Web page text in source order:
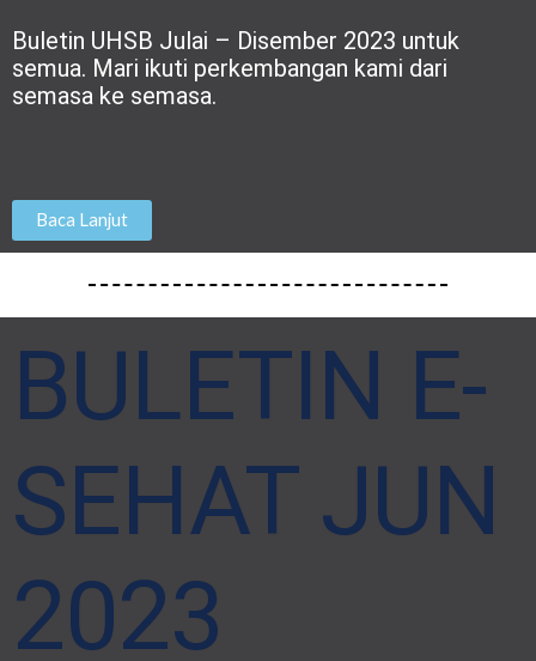
Buletin UHSB Julai – Disember 2023 untuk
semua. Mari ikuti perkembangan kami dari
semasa ke semasa.
Baca Lanjut
BULETIN E-
SEHAT JUN
2023